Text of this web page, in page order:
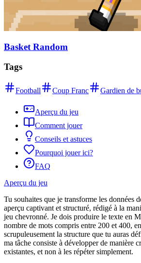
Basket Random
Tags
Football Coup Franc Gardien de
Aperçu du jeu
Comment jouer
Conseils et astuces
Pourquoi jouer ici?
FAQ
Aperçu du jeu
Tu souhaites que je transforme les données
aperçu captivant et structuré, rédigé à la
jeu chevronné. Je dois produire le texte en
nombre de mots compris entre 200 et 400,
scrupuleusement la structure que tu auras
ma tâche consiste à développer de manière
existantes, et non à les répéter simplement.